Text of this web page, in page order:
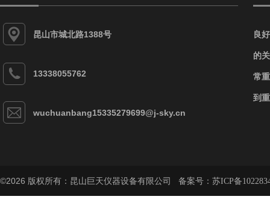
昆山市城北路1388号
13338055762
wuchuanbang15335279699@j-sky.cn
良
的
常
到
©2026 版权所有：昆山巨天仪器设备有限公司 备案号： 苏ICP备